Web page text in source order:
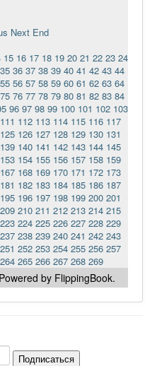
Next End
15 16 17 18 19 20 21 22 23 24
35 36 37 38 39 40 41 42 43 44
55 56 57 58 59 60 61 62 63 64
75 76 77 78 79 80 81 82 83 84
96 97 98 99 100 101 102 103
111 112 113 114 115 116 117
125 126 127 128 129 130 131
139 140 141 142 143 144 145
153 154 155 156 157 158 159
167 168 169 170 171 172 173
181 182 183 184 185 186 187
195 196 197 198 199 200 201
209 210 211 212 213 214 215
223 224 225 226 227 228 229
237 238 239 240 241 242 243
251 252 253 254 255 256 257
264 265 266 267 268 269
by FlippingBook.
Подписаться